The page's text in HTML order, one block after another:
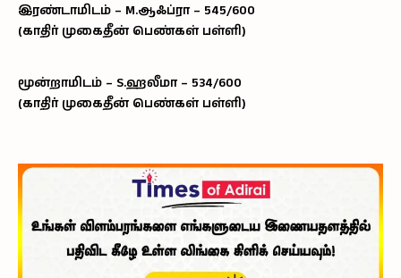
இரண்டாமிடம் – M.ஆஃப்ரா – 545/600
(காதிர் முகைதீன் பெண்கள் பள்ளி)
மூன்றாமிடம் – S.ஹலீமா – 534/600
(காதிர் முகைதீன் பெண்கள் பள்ளி)